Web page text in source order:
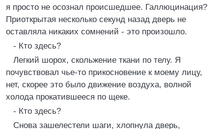
я просто не осознал происшедшее. Галлюцинация?
Приоткрытая несколько секунд назад дверь не
оставляла никаких сомнений - это произошло.
- Кто здесь?
Легкий шорох, скольжение ткани по телу. Я
почувствовал чье-то прикосновение к моему лицу,
нет, скорее это было движение воздуха, волной
холода прокатившееся по щеке.
- Кто здесь?
Снова зашелестели шаги, хлопнула дверь,